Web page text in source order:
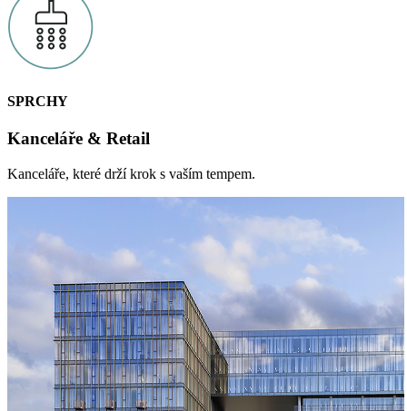
SPRCHY
Kanceláře & Retail
Kanceláře, které drží krok s vaším tempem.